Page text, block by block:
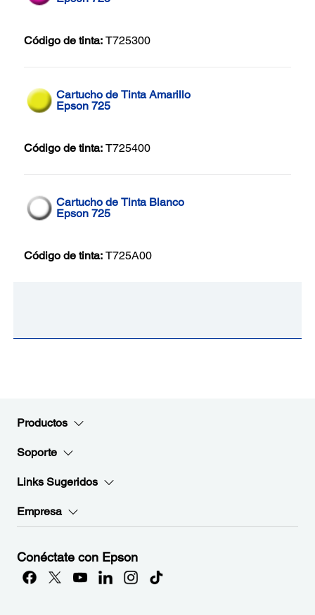
Código de tinta: T725300
Cartucho de Tinta Amarillo
Epson 725
Código de tinta: T725400
Cartucho de Tinta Blanco
Epson 725
Código de tinta: T725A00
Productos
Soporte
Links Sugeridos
Empresa
Conéctate con Epson